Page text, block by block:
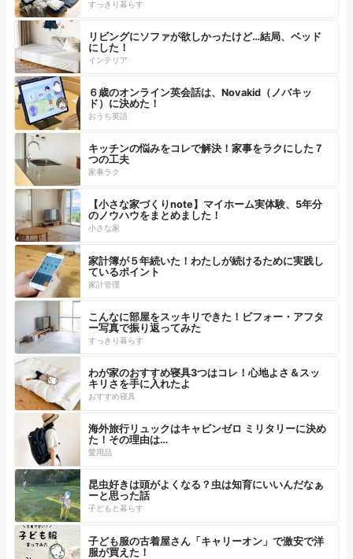
すっきり暮らす
リビングにソファが欲しかったけど…結局、ベッド
にした！
インテリア
６歳のオンライン英会話は、Novakid（ノバキッ
ド）に決めた！
おうち英語
キッチンの悩みをコレで解決！家事をラクにした７
つの工夫
家事ラク
【小さな家づくりnote】マイホーム実体験、5年分
のノウハウをまとめました！
小さな家
家計簿が５年続いた！わたしが続けるために実践し
ているポイント
家計管理
こんなに部屋をスッキリできた！ビフォー・アフタ
ー写真で振り返ってみた
すっきり暮らす
わが家のおすすめ寝具3つはコレ！心地よさ＆スッ
キリさを手に入れたよ
おすすめ寝具
海外旅行リュックはキャビンゼロ ミリタリーに決め
た！その理由は…
愛用品
昆虫好きは頭がよくなる？虫は知育にいいんだなぁ
ーと思った話
子どもと暮らす
子ども服の古着屋さん「キャリーオン」で激安で洋
服が買えた！